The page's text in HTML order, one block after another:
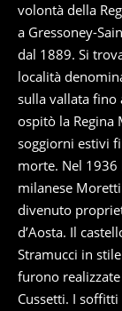
volontà della
a Gressoney-
dal 1889. Si
località
sulla vallata fino
ospitò la Regina
soggiorni estivi
morte. Nel 1936
milanese
divenuto
d’Aosta. Il
Stramucci in
furono
Cussetti. I